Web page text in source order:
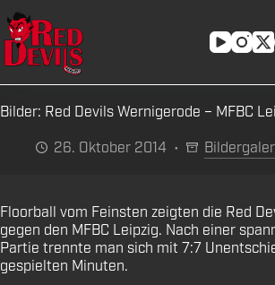
Zum
Inhalt
springen
Bilder: Red Devils Wernigerode – MFBC
26. Oktober 2014
Floorball vom Feinsten zeigten die Red
gegen den MFBC Leipzig. Nach einer
Partie trennte man sich mit 7:7
gespielten Minuten.